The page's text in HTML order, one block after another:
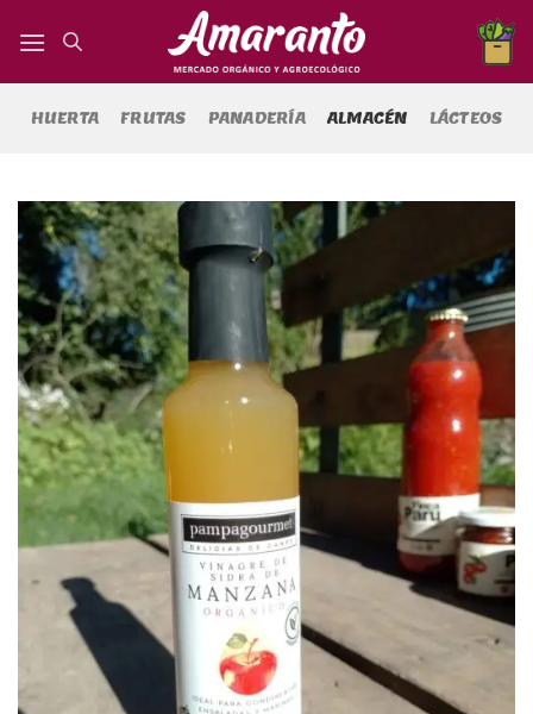
HUERTA FRUTAS PANADERÍA ALMACÉN LÁCTEOS